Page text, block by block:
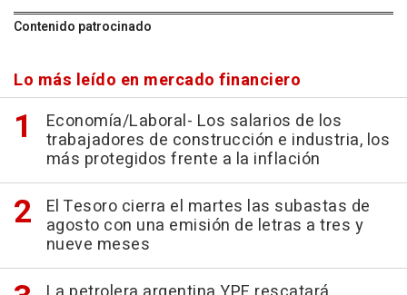
Contenido patrocinado
Lo más leído en mercado financiero
Economía/Laboral- Los salarios de los
trabajadores de construcción e industria, los
más protegidos frente a la inflación
El Tesoro cierra el martes las subastas de
agosto con una emisión de letras a tres y
nueve meses